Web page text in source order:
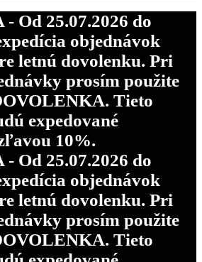
Od 25.07.2026 do
objednávok
letnú dovolenku. Pri
prosím použite
Tieto
expedované
10%.
Od 25.07.2026 do
objednávok
letnú dovolenku. Pri
prosím použite
Tieto